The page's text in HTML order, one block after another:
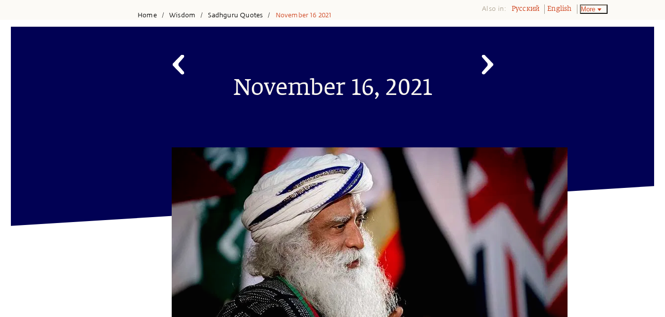
Home / Wisdom / Sadhguru Quotes / November 16 2021
Also in: Pусский English More
November 16, 2021